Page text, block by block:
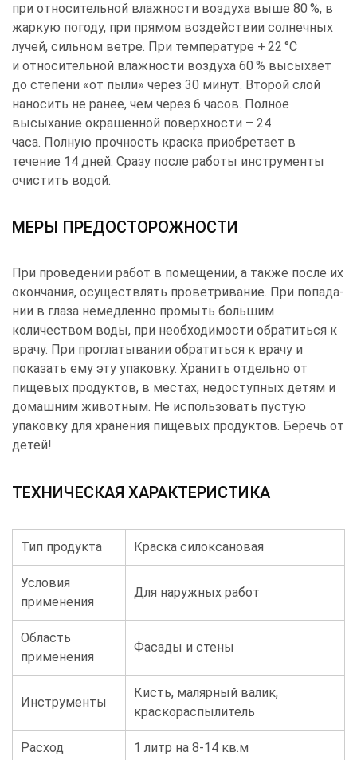
при относительной влажности воздуха выше 80 %, в
жаркую погоду, при прямом воздействии солнечных
лучей, сильном ветре. При температуре + 22 °С
и относительной влажности воздуха 60 % высыхает
до степени «от пыли» через 30 минут. Второй слой
наносить не ранее, чем через 6 часов. Полное
высыхание окрашенной поверхности – 24
часа. Полную прочность краска приобретает в
течение 14 дней. Сразу после работы инструменты
очистить водой.
МЕРЫ ПРЕДОСТОРОЖНОСТИ
При проведении работ в помещении, а также после их
окончания, осуществлять проветривание. При попада­
нии в глаза ­немедленно промыть большим
количеством воды, при необходимости обратиться к
врачу. При проглатывании обратиться к врачу и
показать ему эту упаковку. Хранить отдельно от
пищевых продуктов, в местах, недоступных детям и
домашним животным. Не использовать пустую
упаковку для хранения пищевых продуктов. Беречь от
детей!
ТЕХНИЧЕСКАЯ ХАРАКТЕРИСТИКА
Тип продукта Краска силоксановая
Условия
применения
Для наружных работ
Область
применения
Фасады и стены
Инструменты
Кисть, малярный валик,
краскораспылитель
Расход 1 литр на 8-14 кв.м